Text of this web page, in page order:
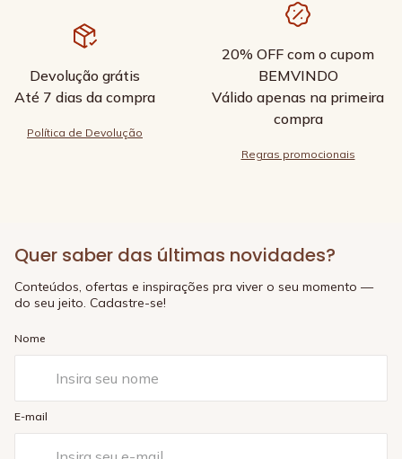
Devolução grátis
Até 7 dias da compra
Política de Devolução
20% OFF com o cupom
BEMVINDO
Válido apenas na primeira
compra
Regras promocionais
Quer saber das últimas novidades?
Conteúdos, ofertas e inspirações pra viver o seu momento —
do seu jeito. Cadastre-se!
Nome
E-mail